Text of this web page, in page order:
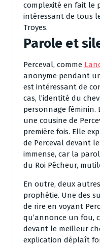
complexité en fait le
intéressant de tous
Troyes.
Parole et
Perceval, comme
anonyme pendant
est intéressant de
cas, l’identité du
personnage féminin.
une cousine de
première fois. Elle
de Perceval devant
immense, car la
du Roi Pêcheur,
En outre, deux
prophétie. Une des
de rire en voyant
qu’annonce un fou,
devant le meilleur
explication déplaît